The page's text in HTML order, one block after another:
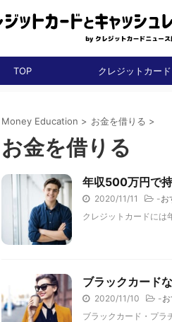
TOP クレジットカード
Money Education > お金を借りる >
お金を借りる
年収500万円で
2020/11/11 -お
クレジットカードには
ブラックカード
2020/11/10 -
ブラックカード・プラ